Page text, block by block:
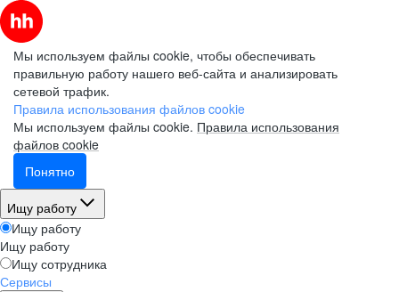
Мы используем файлы cookie, чтобы обеспечивать
правильную работу нашего веб-сайта и анализировать
сетевой трафик.
Правила использования файлов cookie
Мы используем файлы cookie. Правила использования
файлов cookie
Понятно
Ищу работу
Ищу работу
Ищу работу
Ищу сотрудника
Сервисы